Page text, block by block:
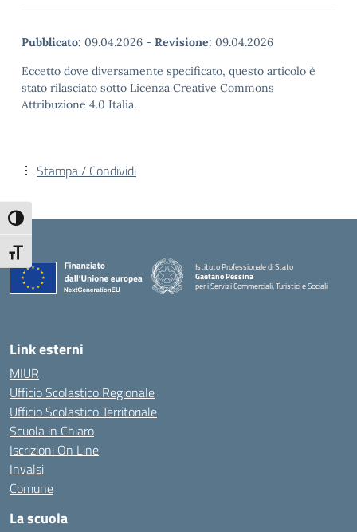
Attiva/disattiva alto contrasto
Attiva/disattiva dimensione testo
Pubblicato: 09.04.2026 - Revisione: 09.04.2026
Eccetto dove diversamente specificato, questo articolo è
stato rilasciato sotto Licenza Creative Commons
Attribuzione 4.0 Italia.
Stampa / Condividi
Istituto Professionale di Stato
Gaetano Pessina
per i Servizi Commerciali, Turistici e Sociali
— Visita la pagina iniziale della scuola
Link esterni
MIUR
Ufficio Scolastico Regionale
Ufficio Scolastico Territoriale
Scuola in Chiaro
Iscrizioni On Line
Invalsi
Comune
La scuola